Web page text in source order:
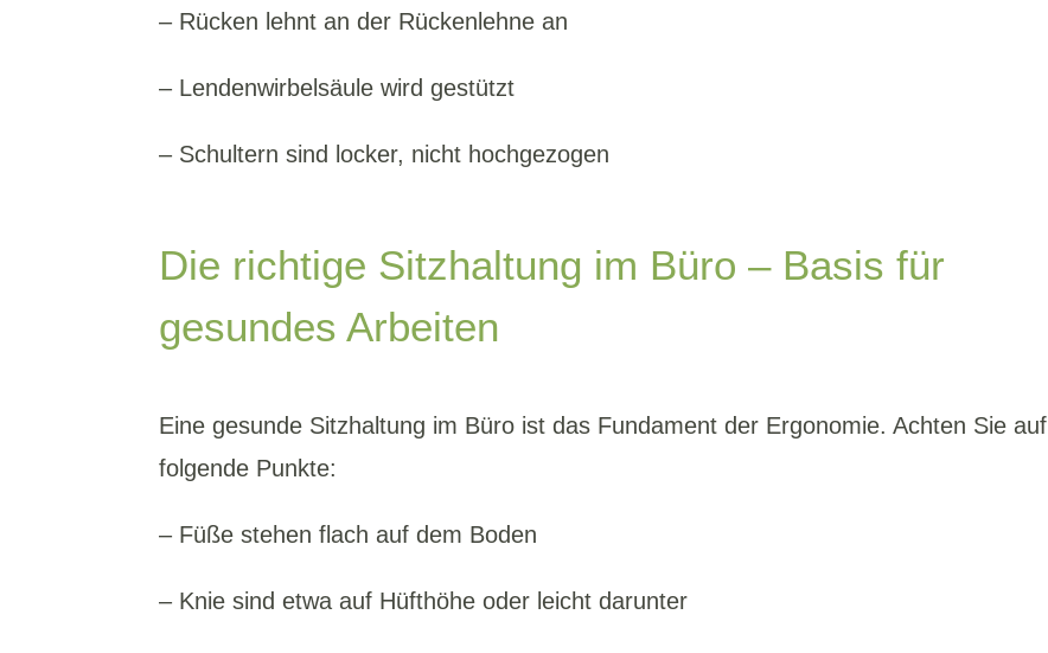
– Rücken lehnt an der Rückenlehne an
– Lendenwirbelsäule wird gestützt
– Schultern sind locker, nicht hochgezogen
Die richtige Sitzhaltung im Büro – Basis für
gesundes Arbeiten
Eine gesunde Sitzhaltung im Büro ist das Fundament der Ergonomie. Achten Sie auf
folgende Punkte:
– Füße stehen flach auf dem Boden
– Knie sind etwa auf Hüfthöhe oder leicht darunter